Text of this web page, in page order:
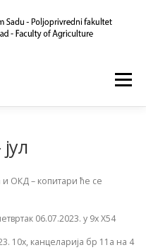
Menu
ОКД – копитари ће се
06.07.2023. у 9х Х54
10х, канцеларија бр 11а на 4